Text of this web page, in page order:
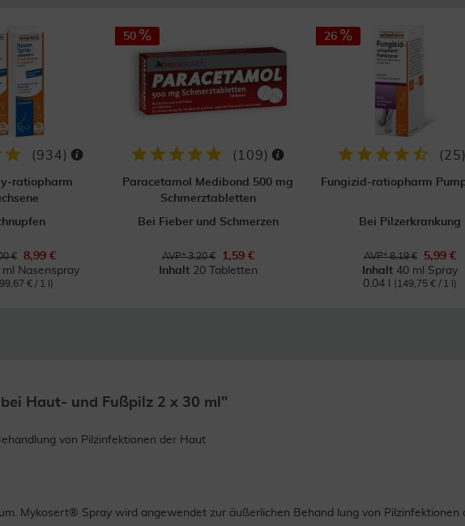
(934)
ratiopharm
€
8,99 €
ml Nasenspray
€ / 1 l)
50
( 109)
Paracetamol Medibond 500 mg
Schmerztabletten
Bei Fieber und Schmerzen
AVP* 3,20 €
1,59 €
Inhalt 20 Tabletten
26
(25)
Fungizid-ratiopharm
Bei Pilzerkrankung
AVP* 8,19 €
5,99 €
Inhalt 40 ml Spray
0.04 l
(149,75 € / 1 l)
Haut- und Fußpilz 2 x 30 ml"
von Pilzinfektionen der Haut
Mykosert® Spray wird angewendet zur äußerlichen Behand lung von